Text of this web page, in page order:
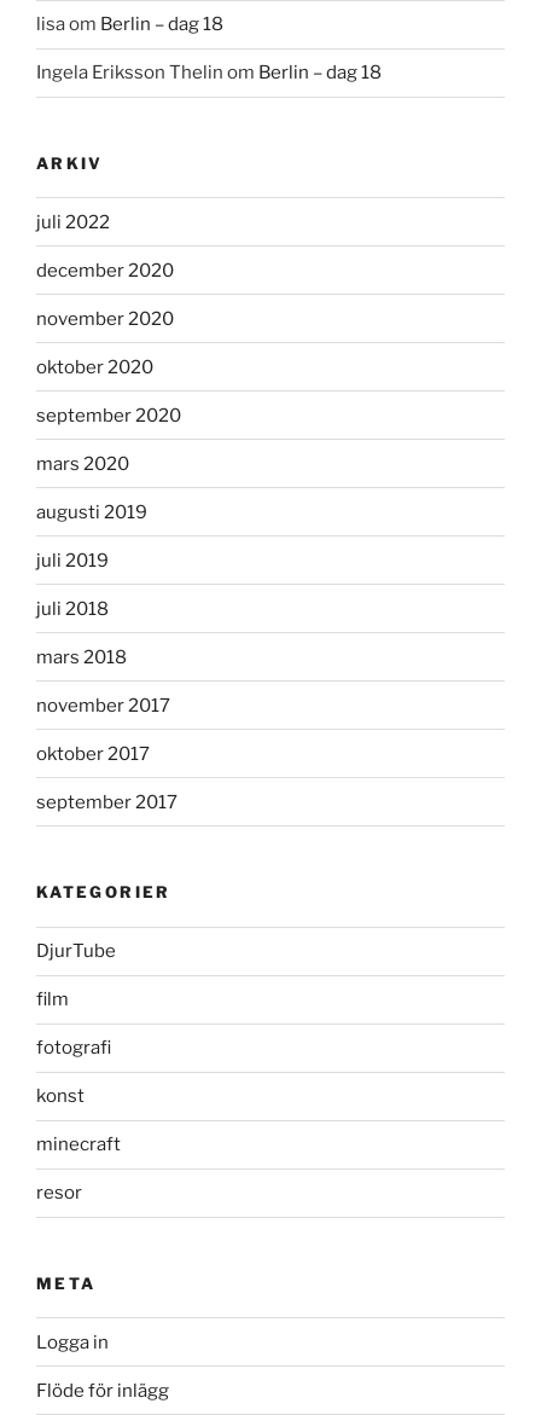
lisaom Berlin – dag 18
Ingela Eriksson Thelin om Berlin – dag 18
ARKIV
juli 2022
december 2020
november 2020
oktober 2020
september 2020
mars 2020
augusti 2019
juli 2019
juli 2018
mars 2018
november 2017
oktober 2017
september 2017
KATEGORIER
DjurTube
film
fotografi
konst
minecraft
resor
META
Logga in
Flöde för inlägg